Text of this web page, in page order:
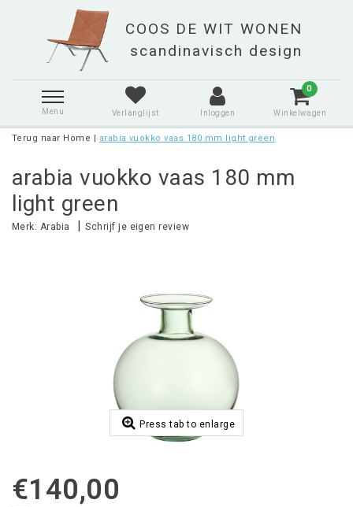
Menu Verlanglijst Inloggen
0
Winkelwagen
Terug naar Home | arabia vuokko vaas 180 mm light green
arabia vuokko vaas 180 mm
light green
Merk: Arabia |Schrijf je eigen review
Press tab to enlarge
€140,00